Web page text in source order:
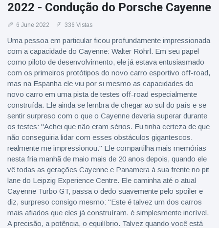
2022 - Condução do Porsche Cayenne
6 June 2022 336 Vistas
Uma pessoa em particular ficou profundamente impressionada
com a capacidade do Cayenne: Walter Röhrl. Em seu papel
como piloto de desenvolvimento, ele já estava entusiasmado
com os primeiros protótipos do novo carro esportivo off-road,
mas na Espanha ele viu por si mesmo as capacidades do
novo carro em uma pista de testes off-road especialmente
construída. Ele ainda se lembra de chegar ao sul do país e se
sentir surpreso com o que o Cayenne deveria superar durante
os testes: "Achei que não eram sérios. Eu tinha certeza de que
não conseguiria lidar com esses obstáculos gigantescos.
realmente me impressionou." Ele compartilha mais memórias
nesta fria manhã de maio mais de 20 anos depois, quando ele
vê todas as gerações Cayenne e Panamera à sua frente no pit
lane do Leipzig Experience Centre. Ele caminha até o atual
Cayenne Turbo GT, passa o dedo suavemente pelo spoiler e
diz, surpreso consigo mesmo: "Este é talvez um dos carros
mais afiados que eles já construíram. é simplesmente incrível.
A precisão, a potência, o equilíbrio. Talvez quando você está